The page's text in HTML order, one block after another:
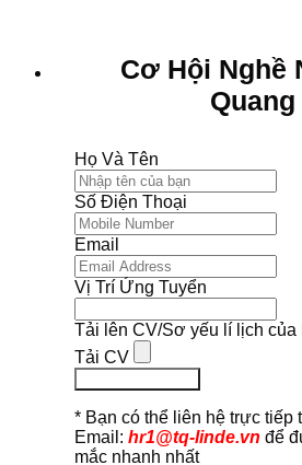
Cơ Hội Nghề
Họ Và Tên
Số Điện Thoại
Email
Vị Trí Ứng Tuyển
Tải lên CV/Sơ yếu lí lịch của
Tải CV
* Bạn có thể liên hệ trực tiếp
Email: hr1@tq-linde.vn để
mắc nhanh nhất